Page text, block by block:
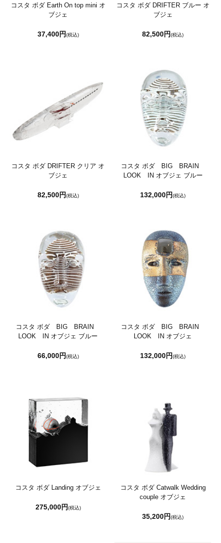
コスタ ボダ Earth On top mini オ
ブジェ
37,400円(税込)
コスタ ボダ DRIFTER ブルー オ
ブジェ
82,500円(税込)
コスタ ボダ DRIFTER クリア オ
ブジェ
82,500円(税込)
コスタ ボダ BIG BRAIN
LOOK IN オブジェ ブルー
132,000円(税込)
コスタ ボダ BIG BRAIN
LOOK IN オブジェ ブルー
66,000円(税込)
コスタ ボダ BIG BRAIN
LOOK IN オブジェ
132,000円(税込)
コスタ ボダ Landing オブジェ
275,000円(税込)
コスタ ボダ Catwalk Wedding
couple オブジェ
35,200円(税込)